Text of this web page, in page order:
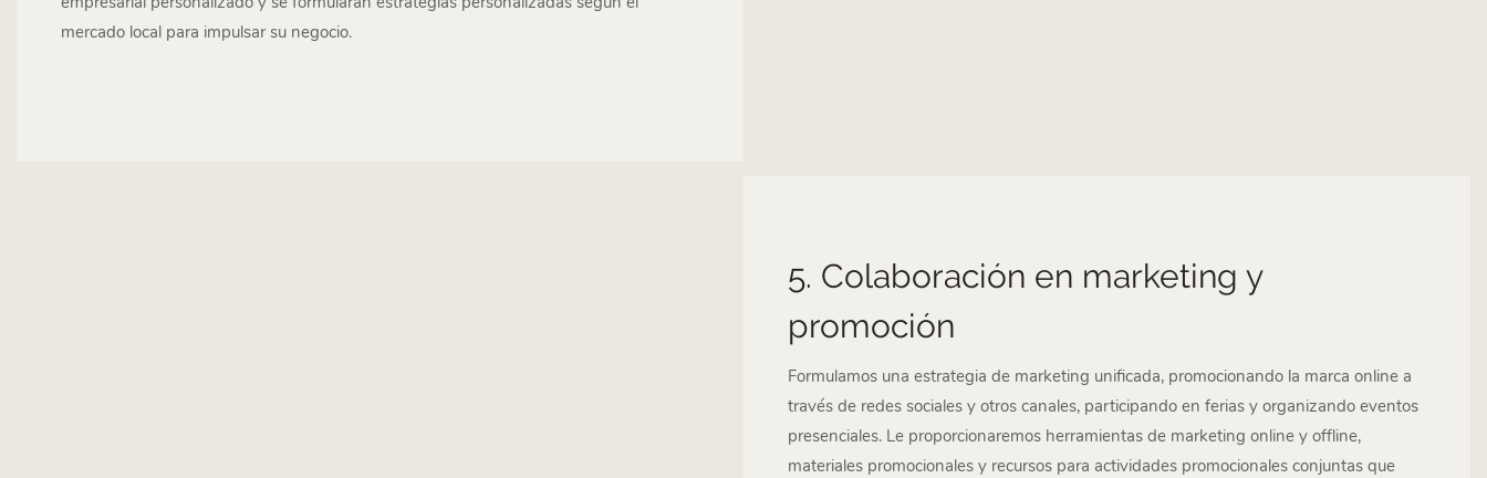
mercado local para impulsar su negocio.
5. Colaboración en marketing y
promoción
Formulamos una estrategia de marketing unificada, promocionando la marca online a
través de redes sociales y otros canales, participando en ferias y organizando eventos
presenciales. Le proporcionaremos herramientas de marketing online y offline,
materiales promocionales y recursos para actividades promocionales conjuntas que